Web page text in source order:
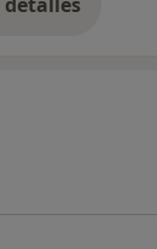
la experiencia